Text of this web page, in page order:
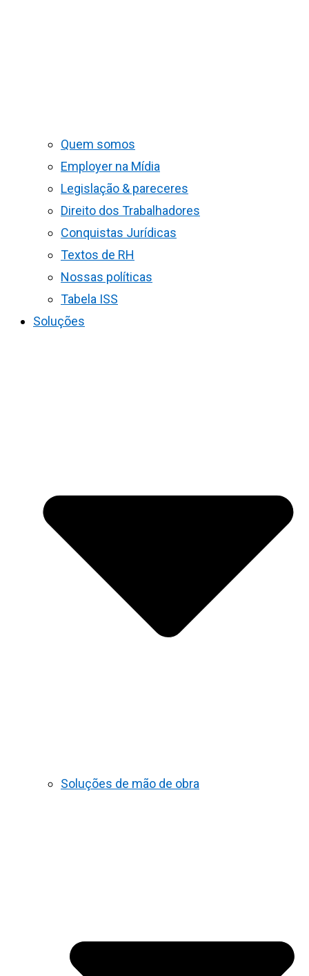
Quem somos
Employer na Mídia
Legislação & pareceres
Direito dos Trabalhadores
Conquistas Jurídicas
Textos de RH
Nossas políticas
Tabela ISS
Soluções
Soluções de mão de obra